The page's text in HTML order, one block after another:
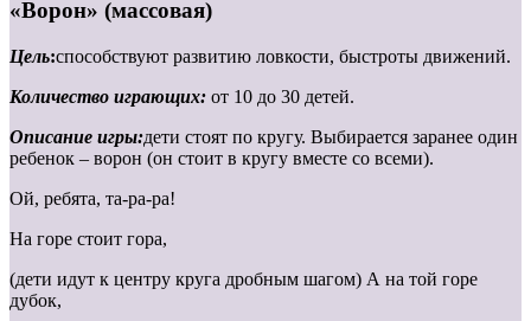
«Ворон» (массовая)
Цель:способствуют развитию ловкости, быстроты движений.
Количество играющих: от 10 до 30 детей.
Описание игры:дети стоят по кругу. Выбирается заранее один
ребенок – ворон (он стоит в кругу вместе со всеми).
Ой, ребята, та-ра-ра!
На горе стоит гора,
(дети идут к центру круга дробным шагом) А на той горе
дубок,